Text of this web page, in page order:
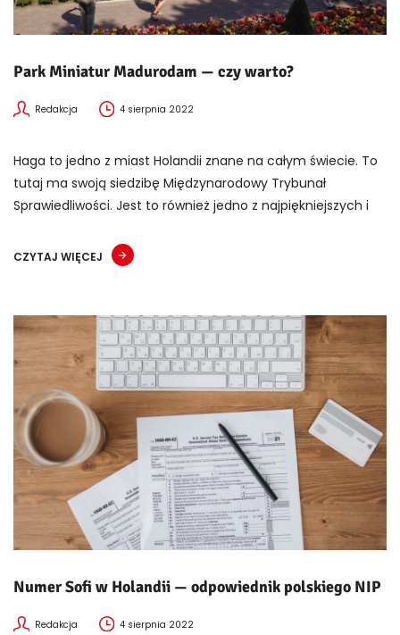
Park Miniatur Madurodam — czy warto?
Redakcja 4 sierpnia 2022
Haga to jedno z miast Holandii znane na całym świecie. To
tutaj ma swoją siedzibę Międzynarodowy Trybunał
Sprawiedliwości. Jest to również jedno z najpiękniejszych i
CZYTAJ WIĘCEJ
Numer Sofi w Holandii — odpowiednik polskiego NIP
Redakcja 4 sierpnia 2022